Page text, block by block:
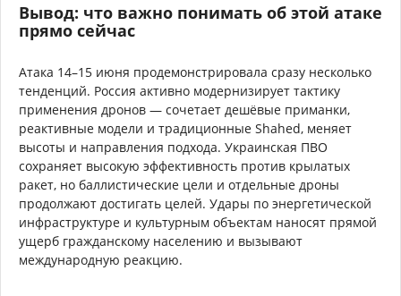
Вывод: что важно понимать об этой атаке
прямо сейчас
Атака 14–15 июня продемонстрировала сразу несколько
тенденций. Россия активно модернизирует тактику
применения дронов — сочетает дешёвые приманки,
реактивные модели и традиционные Shahed, меняет
высоты и направления подхода. Украинская ПВО
сохраняет высокую эффективность против крылатых
ракет, но баллистические цели и отдельные дроны
продолжают достигать целей. Удары по энергетической
инфраструктуре и культурным объектам наносят прямой
ущерб гражданскому населению и вызывают
международную реакцию.